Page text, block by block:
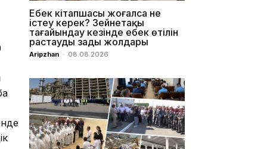
Еңбек кітапшасы жоғалса не
істеу керек? Зейнетақы
тағайындау кезінде еңбек өтілін
растаудың заңды жолдары
Aripzhan - 08.08.2026